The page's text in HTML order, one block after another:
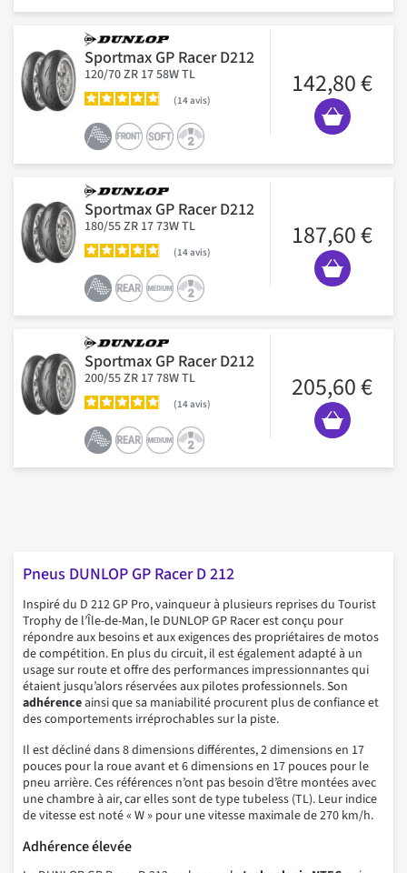
Sportmax GP Racer D212
120/70 ZR 17 58W TL
14avis
142,80 €
Sportmax GP Racer D212
180/55 ZR 17 73W TL
14avis
187,60 €
Sportmax GP Racer D212
200/55 ZR 17 78W TL
14avis
205,60 €
Pneus DUNLOP GP Racer D 212
Inspiré du D 212 GP Pro, vainqueur à plusieurs reprises du Tourist
Trophy de l’Île-de-Man, le DUNLOP GP Racer est conçu pour
répondre aux besoins et aux exigences des propriétaires de motos
de compétition. En plus du circuit, il est également adapté à un
usage sur route et offre des performances impressionnantes qui
étaient jusqu’alors réservées aux pilotes professionnels. Son
adhérenceainsi que sa maniabilité procurent plus de confiance et
des comportements irréprochables sur la piste.
Il est décliné dans 8 dimensions différentes, 2 dimensions en 17
pouces pour la roue avant et 6 dimensions en 17 pouces pour le
pneu arrière. Ces références n’ont pas besoin d’être montées avec
une chambre à air, car elles sont de type tubeless (TL). Leur indice
de vitesse est noté « W » pour une vitesse maximale de 270 km/h.
Adhérence élevée